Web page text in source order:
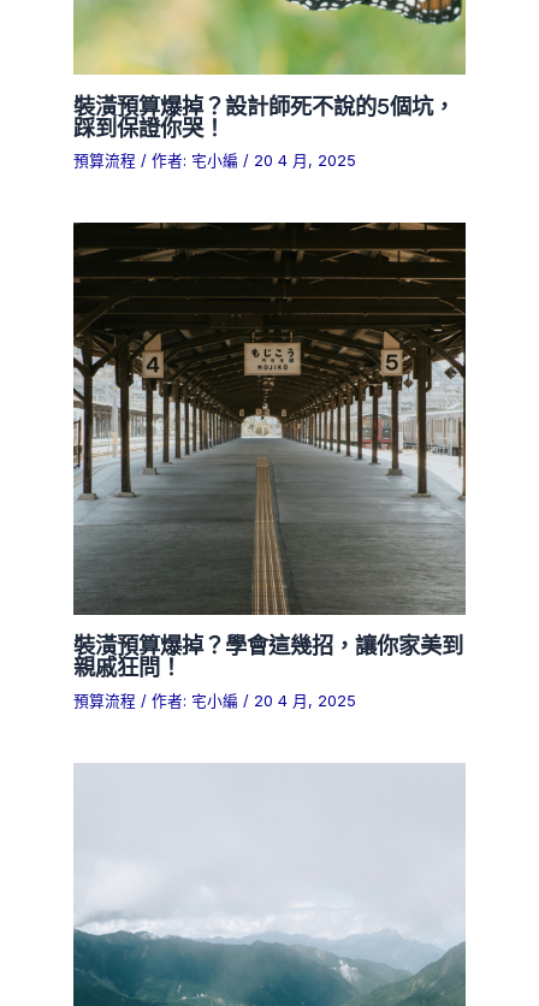
裝潢預算爆掉？設計師死不說的5個坑，
踩到保證你哭！
預算流程 / 作者: 宅小編/ 20 4 月, 2025
裝潢預算爆掉？學會這幾招，讓你家美到
親戚狂問！
預算流程 / 作者: 宅小編/ 20 4 月, 2025